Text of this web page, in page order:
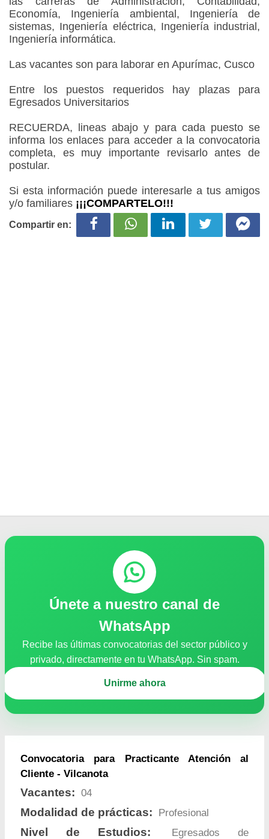
Economía, Ingeniería ambiental, Ingeniería de
sistemas, Ingeniería eléctrica, Ingeniería industrial,
Ingeniería informática.
Las vacantes son para laborar en Apurímac, Cusco
Entre los puestos requeridos hay plazas para
Egresados Universitarios
RECUERDA, lineas abajo y para cada puesto se
informa los enlaces para acceder a la convocatoria
completa, es muy importante revisarlo antes de
postular.
Si esta información puede interesarle a tus amigos
y/o familiares ¡¡¡COMPARTELO!!!
Compartir en:
Únete a nuestro canal de
WhatsApp
Recibe las últimas convocatorias del sector público y
privado, directamente en tu WhatsApp. Sin spam.
Unirme ahora
Convocatoria para Practicante Atención al
Cliente - Vilcanota
Vacantes: 04
Modalidad de prácticas: Profesional
Nivel de Estudios:
Egresados de